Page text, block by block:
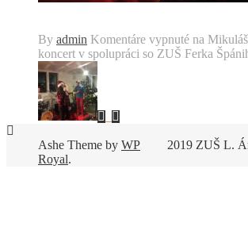
By admin Komentáre vypnuté na
koncert v spolupráci so ZUŠ Ferka
2019 ZUŠ L.
Ashe Theme by WP
Royal.